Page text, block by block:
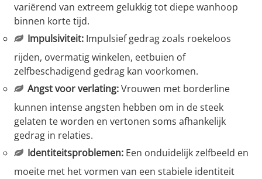
variërend van extreem gelukkig tot diepe wanhoop
binnen korte tijd.
Impulsiviteit:Impulsief gedrag zoals roekeloos
rijden, overmatig winkelen, eetbuien of
zelfbeschadigend gedrag kan voorkomen.
Angst voor verlating:Vrouwen met borderline
kunnen intense angsten hebben om in de steek
gelaten te worden en vertonen soms afhankelijk
gedrag in relaties.
Identiteitsproblemen:Een onduidelijk zelfbeeld en
moeite met het vormen van een stabiele identiteit